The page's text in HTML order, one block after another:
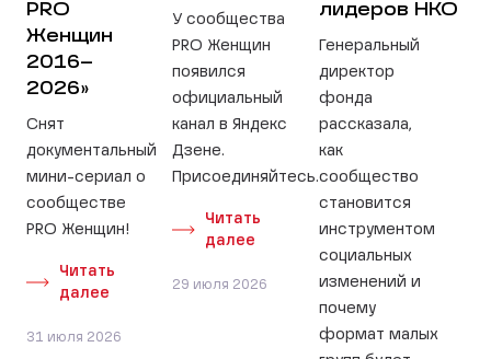
PRO
Женщин
2016–
2026»
Снят
документальный
мини-сериал о
сообществе
PRO Женщин!
Читать
далее
31 июля 2026
У сообщества
PRO Женщин
появился
официальный
канал в Яндекс
Дзене.
Присоединяйтесь.
Читать
далее
29 июля 2026
лидеров НКО
Генеральный
директор
фонда
рассказала,
как
сообщество
становится
инструментом
социальных
изменений и
почему
формат малых